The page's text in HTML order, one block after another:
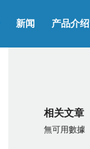
新闻 产品介绍
相关文章
無可用數據